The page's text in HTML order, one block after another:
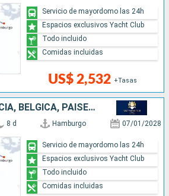
US$ 2,532 +Tasas
Servicio de mayordomo las 24h
Espacios exclusivos Yacht Club
Todo incluido
Comidas incluidas
REINO UNIDO, FRANCIA, BÉLGICA, PAISES BAJOS, ALEMANIA
8 d Hamburgo 07/01/2028
Servicio de mayordomo las 24h
Espacios exclusivos Yacht Club
Todo incluido
Comidas incluidas